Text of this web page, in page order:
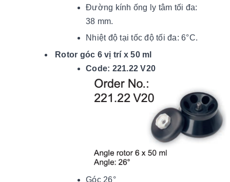
Đường kính ống ly tâm tối đa:
38 mm.
Nhiệt độ tại tốc độ tối đa: 6°C.
Rotor góc 6 vị trí x 50 ml
Code: 221.22 V20
Góc 26°